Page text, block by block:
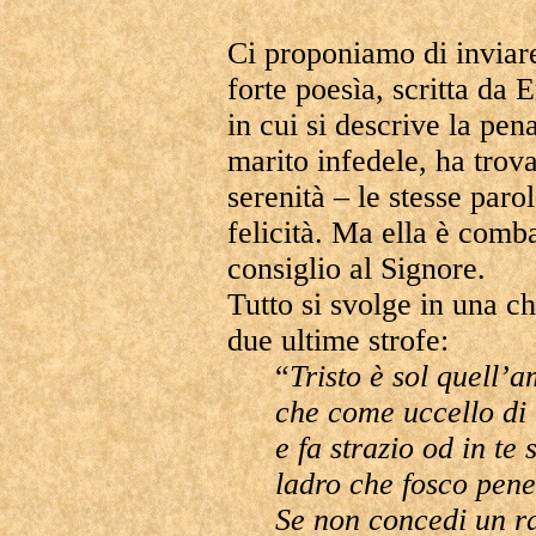
Ci proponiamo di
forte poesìa, scritta da
in cui si descrive la
marito infedele, ha
serenità – le stesse
felicità. Ma ella è
consiglio al Signore.
Tutto si svolge in una
due ultime strofe:
“Tristo è sol
che come uccello
e fa strazio od in te
ladro che fosco
Se non concedi un